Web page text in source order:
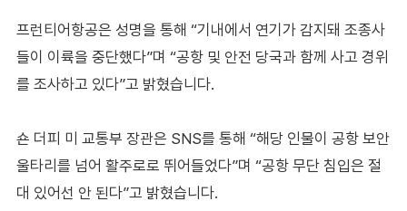
프런티어항공은 성명을 통해 “기내에서 연기가 감지돼 조종사
들이 이륙을 중단했다”며 “공항 및 안전 당국과 함께 사고 경위
를 조사하고 있다”고 밝혔습니다.
숀 더피 미 교통부 장관은 SNS를 통해 “해당 인물이 공항 보안
울타리를 넘어 활주로로 뛰어들었다”며 “공항 무단 침입은 절
대 있어선 안 된다”고 밝혔습니다.